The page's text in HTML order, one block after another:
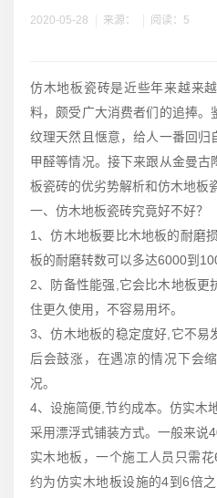
2020-05-28 来源：
阅读：5
仿木地板瓷砖是近些年来越来
料，颇受广大消费者们的追捧。
纹理天然且惬意，给人一番回归
甲醛等情况。接下来跟从金曼
板瓷砖的优劣势解析和仿木地板
一、仿木地板瓷砖究竟好不好？
1、仿木地板要比木地板的耐磨
板的耐磨转数可以多达6000到
2、防备性能强,它会比木地板更
住更久使用，不容易用坏。
3、仿木地板的稳定度好,它不易
后会鼓涨，在遇凉的情况下会
况。
4、设施简便,节约成本。仿实木
采用漂浮式铺装方式。一般来说
实木地板，一个施工人员只需
约为仿实木地板设施的4到6倍